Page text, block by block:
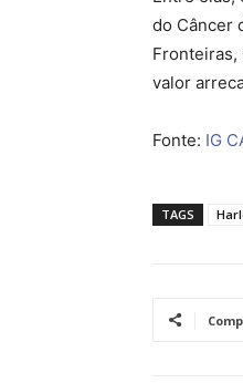
do Câncer
Fronteiras,
valor
Fonte: IG
TAGS